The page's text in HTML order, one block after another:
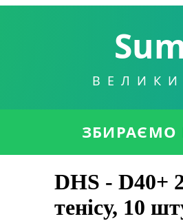
ЗБИРАЄМО
DHS - D40+
тенісу, 10